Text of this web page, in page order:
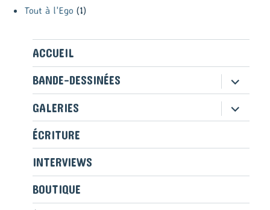
Tout à l'Ego (1)
ACCUEIL
BANDE-DESSINÉES
ouvrir
le
sous-
menu
GALERIES ouvrir
le
ÉCRITURE
INTERVIEWS
BOUTIQUE